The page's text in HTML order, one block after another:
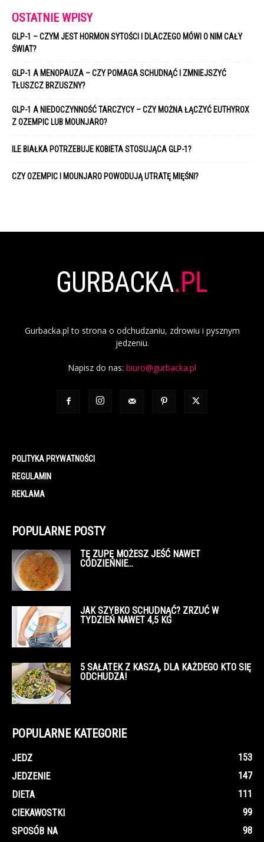
OSTATNIE WPISY
GLP-1 – CZYM JEST HORMON SYTOŚCI I DLACZEGO MÓWI O NIM CAŁY
ŚWIAT?
GLP-1 A MENOPAUZA – CZY POMAGA SCHUDNĄĆ I ZMNIEJSZYĆ
TŁUSZCZ BRZUSZNY?
GLP-1 A NIEDOCZYNNOŚĆ TARCZYCY – CZY MOŻNA ŁĄCZYĆ EUTHYROX
Z OZEMPIC LUB MOUNJARO?
ILE BIAŁKA POTRZEBUJE KOBIETA STOSUJĄCA GLP-1?
CZY OZEMPIC I MOUNJARO POWODUJĄ UTRATĘ MIĘŚNI?
Gurbacka.pl to strona o odchudzaniu, zdrowiu i pysznym
jedzeniu.
Napisz do nas: biuro@gurbacka.pl
POLITYKA PRYWATNOŚCI
REGULAMIN
REKLAMA
POPULARNE POSTY
TĘ ZUPĘ MOŻESZ JEŚĆ NAWET
CODZIENNIE…
JAK SZYBKO SCHUDNĄĆ? ZRZUĆ W
TYDZIEŃ NAWET 4,5 KG
5 SAŁATEK Z KASZĄ, DLA KAŻDEGO KTO SIĘ
ODCHUDZA!
POPULARNE KATEGORIE
JEDZ
153
JEDZENIE
147
DIETA
111
CIEKAWOSTKI
99
SPOSÓB NA
98